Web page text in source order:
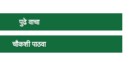
पुढे वाचा
चौकशी पाठवा